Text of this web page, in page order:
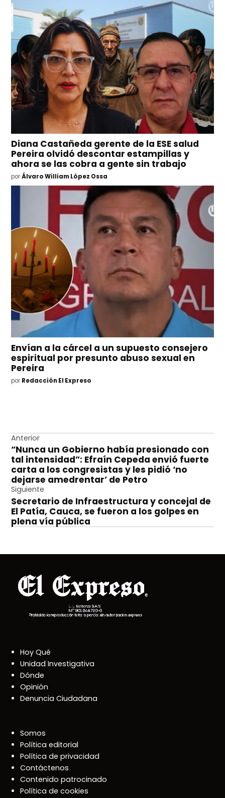
Diana Castañeda gerente de la ESE salud
Pereira olvidó descontar estampillas y
ahora se las cobra a gente sin trabajo
por Álvaro William López Ossa
Envían a la cárcel a un supuesto consejero
espiritual por presunto abuso sexual en
Pereira
por Redacción El Expreso
Navegación
de
entradas
Anterior
“Nunca un Gobierno había presionado con
tal intensidad”: Efraín Cepeda envió fuerte
carta a los congresistas y les pidió ‘no
dejarse amedrentar’ de Petro
Siguiente
Secretario de Infraestructura y concejal de
El Patía, Cauca, se fueron a los golpes en
plena vía pública
Hoy Qué
Unidad Investigativa
Dónde
Opinión
Denuncia Ciudadana
Somos
Política editorial
Política de privacidad
Contáctenos
Contenido patrocinado
Política de cookies